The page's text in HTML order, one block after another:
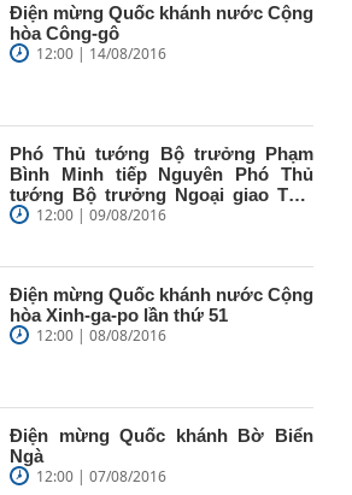
Điện mừng Quốc khánh nước Cộng
hòa Công-gô
12:00 | 14/08/2016
Phó Thủ tướng Bộ trưởng Phạm
Bình Minh tiếp Nguyên Phó Thủ
tướng Bộ trưởng Ngoại giao Thái
Lan12:00 | 09/08/2016
Điện mừng Quốc khánh nước Cộng
hòa Xinh-ga-po lần thứ 51
12:00 | 08/08/2016
Điện mừng Quốc khánh Bờ Biển
Ngà
12:00 | 07/08/2016